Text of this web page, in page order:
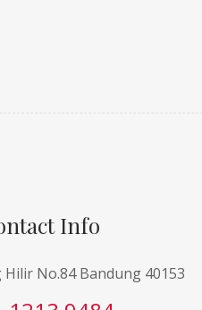
Info
Hilir No.84 Bandung 40153